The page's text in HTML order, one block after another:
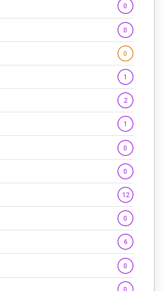
0
0
0
1
2
1
0
0
12
0
6
0
0